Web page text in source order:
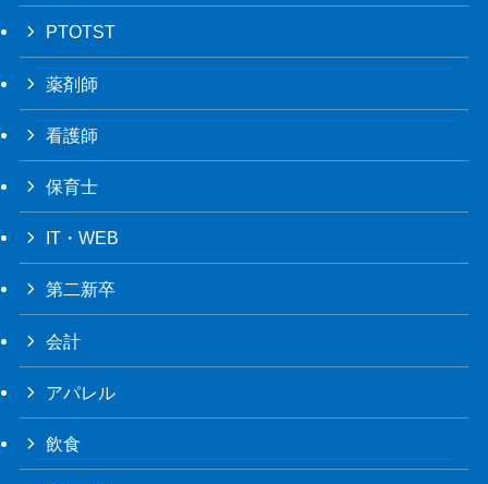
PTOTST
薬剤師
看護師
保育士
IT・WEB
第二新卒
会計
アパレル
飲食